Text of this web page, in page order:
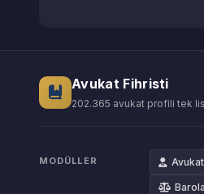
Avukat Fihristi
202.365 avukat profili tek
MODÜLLER